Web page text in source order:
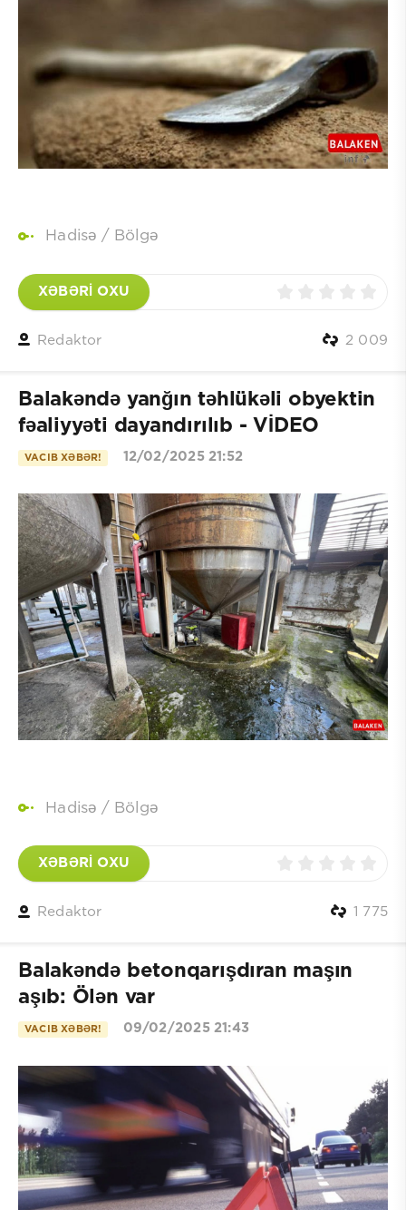
Hadisə / Bölgə
XƏBƏRİ OXU
Redaktor 2 009
Balakəndə yanğın təhlükəli obyektin
fəaliyyəti dayandırılıb - VİDEO
VACIB XƏBƏR! 12/02/2025 21:52
Hadisə / Bölgə
XƏBƏRİ OXU
Redaktor 1 775
Balakəndə betonqarışdıran maşın
aşıb: Ölən var
VACIB XƏBƏR! 09/02/2025 21:43